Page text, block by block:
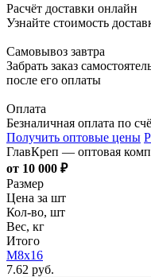
Расчёт доставки онлайн
Узнайте стоимость
Самовывоз завтра
Забрать заказ
после его оплаты
Оплата
Безналичная оплата по
Получить оптовые цены
ГлавКреп — оптовая
от 10 000 ₽
Размер
Цена за шт
Кол-во, шт
Вес, кг
Итого
М8х16
7.62 руб.